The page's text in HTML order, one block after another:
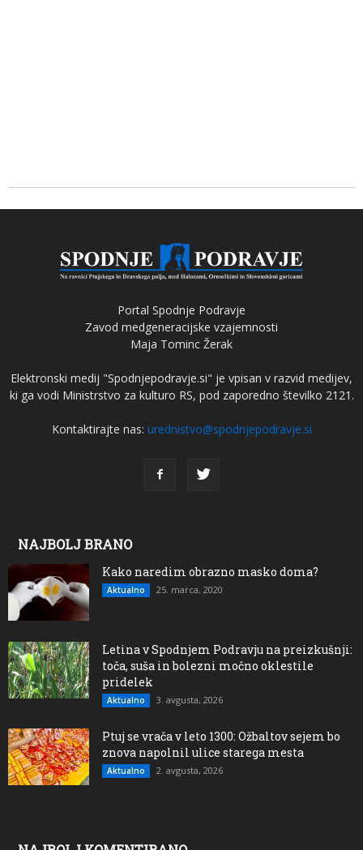
Portal Spodnje Podravje
Zavod medgeneracijske vzajemnosti
Maja Tominc Žerak
Elektronski medij "Spodnjepodravje.si" je vpisan v razvid medijev,
ki ga vodi Ministrstvo za kulturo RS, pod zaporedno številko 2121.
Kontaktirajte nas: urednistvo@spodnjepodravje.si
NAJBOLJ BRANO
Kako naredim obrazno masko doma?
Aktualno 25. marca, 2020
Letina v Spodnjem Podravju na preizkušnji:
toča, suša in bolezni močno oklestile
pridelek
Aktualno 3. avgusta, 2026
Ptuj se vrača v leto 1300: Ožbaltov sejem bo
znova napolnil ulice starega mesta
Aktualno 2. avgusta, 2026